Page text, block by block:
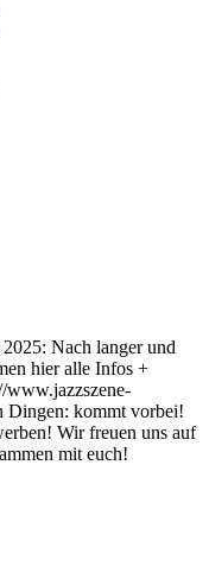
Nach langer und
hier alle Infos +
www.jazzszene-
Dingen: kommt vorbei!
Wir freuen uns auf
mit euch!